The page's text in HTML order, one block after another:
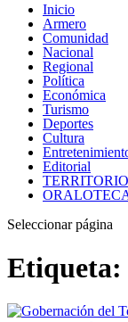
Inicio
Armero
Comunidad
Nacional
Regional
Política
Económica
Turismo
Deportes
Cultura
Editorial
Seleccionar página
Etiqueta: